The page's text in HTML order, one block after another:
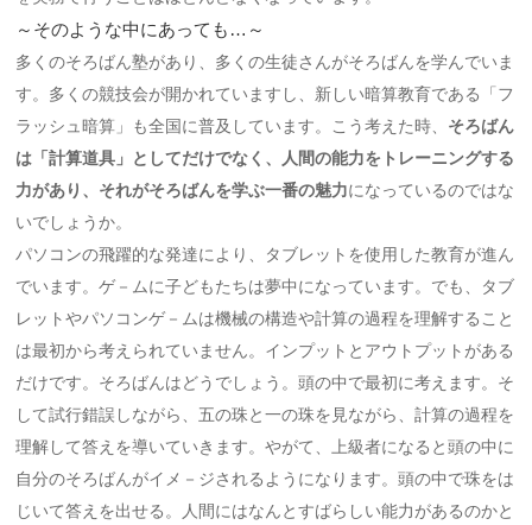
～そのような中にあっても…～
多くのそろばん塾があり、多くの生徒さんがそろばんを学んでいま
す。多くの競技会が開かれていますし、新しい暗算教育である「フ
ラッシュ暗算」も全国に普及しています。こう考えた時、 そろばん
は「計算道具」としてだけでなく、人間の能力をトレーニングする
力があり、それがそろばんを学ぶ一番の魅力になっているのではな
いでしょうか。
パソコンの飛躍的な発達により、タブレットを使用した教育が進ん
でいます。ゲ－ムに子どもたちは夢中になっています。でも、タブ
レットやパソコンゲ－ムは機械の構造や計算の過程を理解すること
は最初から考えられていません。インプットとアウトプットがある
だけです。そろばんはどうでしょう。頭の中で最初に考えます。そ
して試行錯誤しながら、五の珠と一の珠を見ながら、計算の過程を
理解して答えを導いていきます。やがて、上級者になると頭の中に
自分のそろばんがイメ－ジされるようになります。頭の中で珠をは
じいて答えを出せる。人間にはなんとすばらしい能力があるのかと